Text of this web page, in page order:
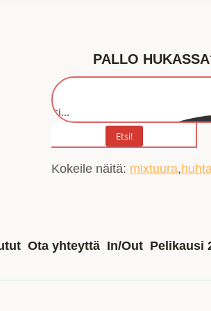
PALLO
Etsi...
Etsi!
Kokeile näitä: mixtuura
Ota yhteyttä In/Out Pelikausi